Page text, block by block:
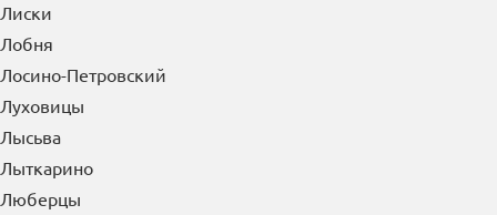
Лиски
Лобня
Лосино-Петровский
Луховицы
Лысьва
Лыткарино
Люберцы